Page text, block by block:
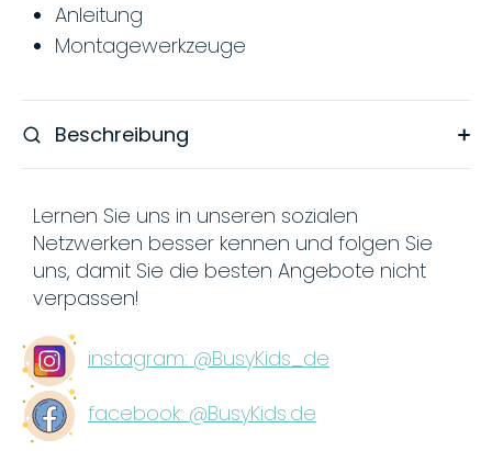
Anleitung
Montagewerkzeuge
Beschreibung
Lernen Sie uns in unseren sozialen
Netzwerken besser kennen und folgen Sie
uns, damit Sie die besten Angebote nicht
verpassen!
instagram: @BusyKids_de
facebook: @BusyKids.de